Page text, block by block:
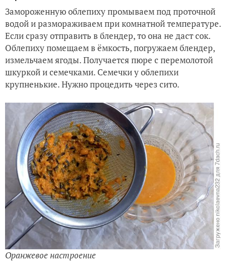
Замороженную облепиху промываем под проточной
водой и размораживаем при комнатной температуре.
Если сразу отправить в блендер, то она не даст сок.
Облепиху помещаем в ёмкость, погружаем блендер,
измельчаем ягоды. Получается пюре с перемолотой
шкуркой и семечками. Семечки у облепихи
крупненькие. Нужно процедить через сито.
Оранжевое настроение